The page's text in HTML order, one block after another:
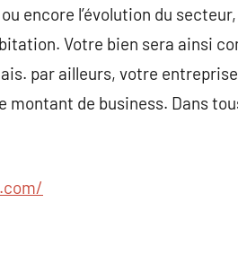
encore l’évolution du
Votre bien sera ainsi
par ailleurs, votre
de business. Dans